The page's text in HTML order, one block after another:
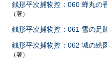
銭形平次捕物控：060 蝉丸の
（著）
銭形平次捕物控：061 雪の足
銭形平次捕物控：062 城の絵
（著）